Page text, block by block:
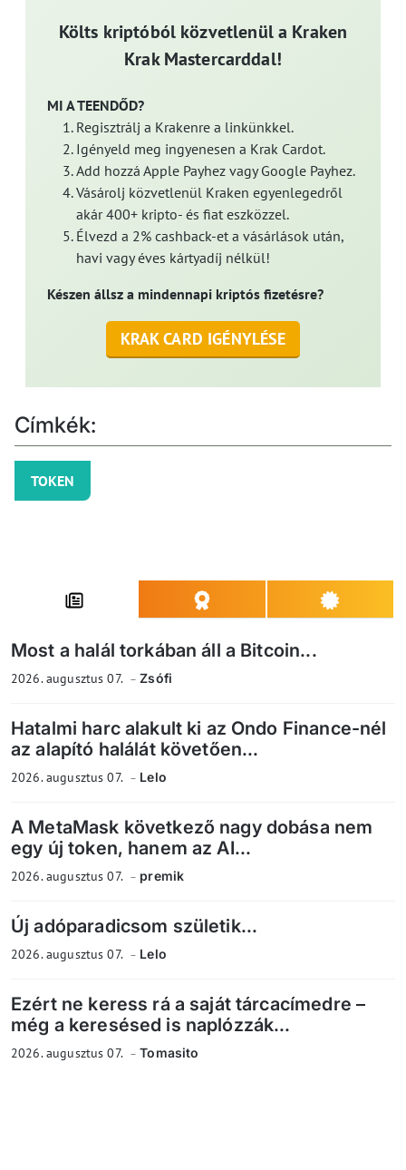
Költs kriptóból közvetlenül a Kraken
Krak Mastercarddal!
MI A TEENDŐD?
Regisztrálj a Krakenre a linkünkkel.
Igényeld meg ingyenesen a Krak Cardot.
Add hozzá Apple Payhez vagy Google Payhez.
Vásárolj közvetlenül Kraken egyenlegedről
akár 400+ kripto- és fiat eszközzel.
Élvezd a 2% cashback-et a vásárlások után,
havi vagy éves kártyadíj nélkül!
Készen állsz a mindennapi kriptós fizetésre?
KRAK CARD IGÉNYLÉSE
Címkék:
TOKEN
Most a halál torkában áll a Bitcoin...
2026. augusztus 07. Zsófi
Hatalmi harc alakult ki az Ondo Finance-nél
az alapító halálát követően...
2026. augusztus 07. Lelo
A MetaMask következő nagy dobása nem
egy új token, hanem az AI...
2026. augusztus 07. premik
Új adóparadicsom születik...
2026. augusztus 07. Lelo
Ezért ne keress rá a saját tárcacímedre –
még a keresésed is naplózzák...
2026. augusztus 07. Tomasito